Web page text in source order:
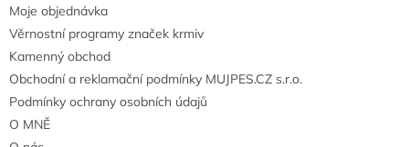
Moje objednávka
Věrnostní programy značek krmiv
Kamenný obchod
Obchodní a reklamační podmínky MUJPES.CZ s.r.o.
Podmínky ochrany osobních údajů
O MNĚ